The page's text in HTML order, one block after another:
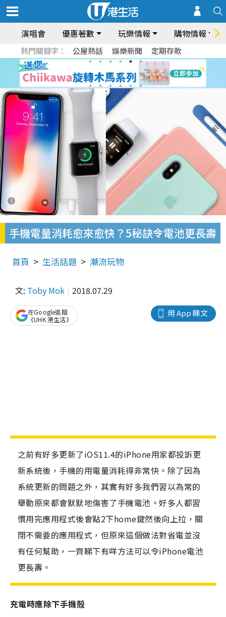
演唱會 優惠著數 玩樂情報 購物情報
熱門關鍵字： 公屋熱話 娛樂新聞 定期存款
手機電量消耗愈來愈快？5秘訣令電池更長壽
首頁 生活話題 潮流玩物
文: Toby Mok 2018.07.29
用 App 睇文
在Google追蹤
《UHK 港生活》
之前有好多更新了iOS11.4的iPhone用家都投訴更
新系統後，手機的用電量消耗得非常快。除了因為
系統更新的問題之外，其實有好多我們習以為常的
舉動原來都會默默地傷害了手機電池。好多人都習
慣用完應用程式後會點2下home鍵然後向上拉，關
閉不需要的應用程式，但原來這個做法對省電並沒
有任何幫助，一齊睇下有咩方法可以令iPhone電池
更長壽。
充電時應除下手機殻